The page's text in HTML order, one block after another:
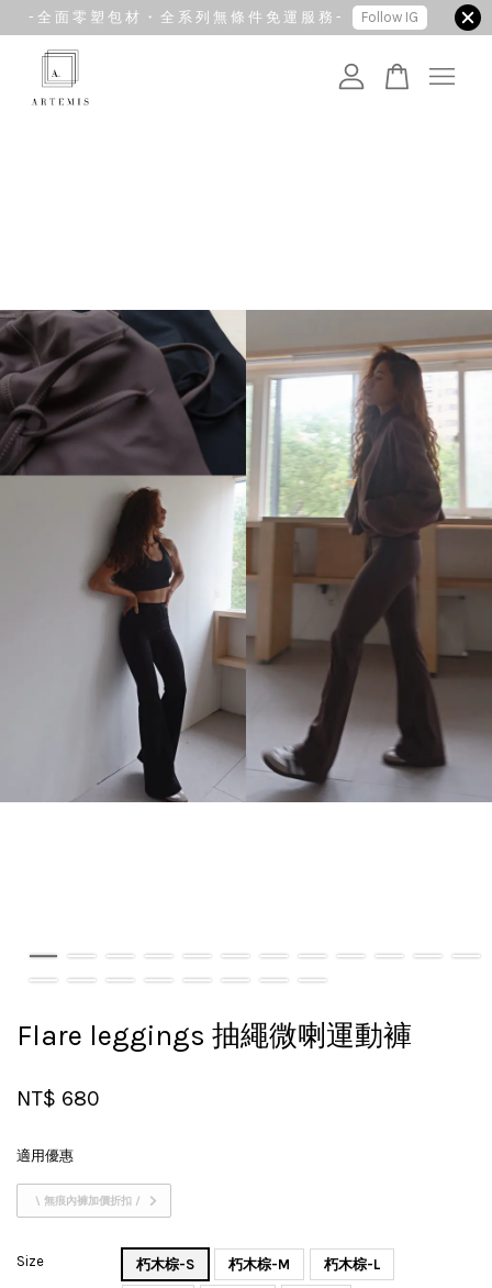
- 全 面 零 塑 包 材 ・ 全 系 列 無 條 件 免 運 服 務 - Follow IG
Flare leggings 抽繩微喇運動褲
NT$ 680
適用優惠
\ 無痕內褲加價折扣 /
Size 朽木棕-S 朽木棕-M 朽木棕-L
您的購物車目前還是空的。